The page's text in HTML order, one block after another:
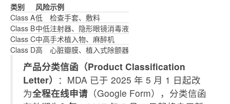
类别 风险示例
Class A低
检查手套、敷料
Class B中低注射器、隐形眼镜消毒液
Class C中高手术植入物、麻醉机
Class D高 心脏瓣膜、植入式除颤器
产品分类信函（Product Classification
Letter） ：MDA 已于 2025 年 5 月 1 日起改
为全程在线申请 （Google Form），分类信函